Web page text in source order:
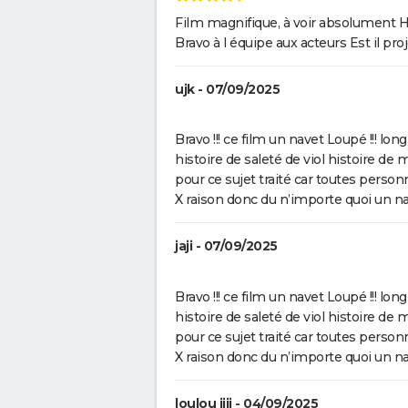
présenté au Festival de
Film magnifique, à voir absolument
Bravo à l équipe aux acteurs Est il
ujk - 07/09/2025
Bravo !!! ce film un navet Loupé !!!
histoire de saleté de viol histoire de
pour ce sujet traité car toutes
X raison donc du n’importe quoi un
jaji - 07/09/2025
Bravo !!! ce film un navet Loupé !!!
histoire de saleté de viol histoire de
pour ce sujet traité car toutes
X raison donc du n’importe quoi un
loulou jiji - 04/09/2025